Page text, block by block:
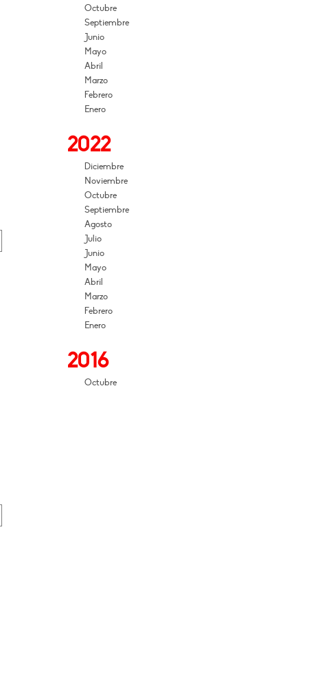
Octubre
Septiembre
Junio
Mayo
Abril
Marzo
Febrero
Enero
2022
Diciembre
Noviembre
Octubre
Septiembre
Agosto
Julio
Junio
Mayo
Abril
Marzo
Febrero
Enero
2016
Octubre